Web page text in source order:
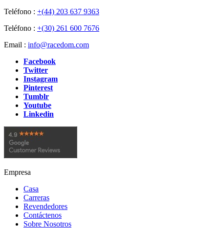
Teléfono : +(44) 203 637 9363
Teléfono : +(30) 261 600 7676
Email : info@racedom.com
Facebook
Twitter
Instagram
Pinterest
Tumblr
Youtube
Linkedin
Empresa
Casa
Carreras
Revendedores
Contáctenos
Sobre Nosotros